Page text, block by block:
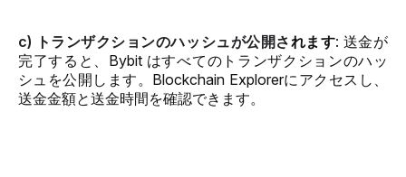
c) トランザクションのハッシュが公開されます: 送金が
完了すると、Bybit はすべてのトランザクションのハッ
シュを公開します。 Blockchain Explorerにアクセスし、
送金金額と送金時間を確認できます。